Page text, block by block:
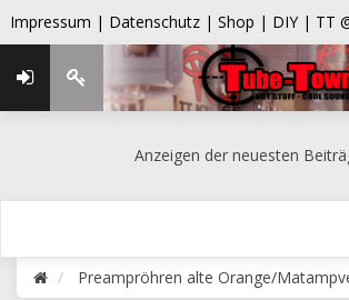
Impressum | Datenschutz | Shop | DIY | TT
Anzeigen der neuesten
Preampröhren alte Orange/